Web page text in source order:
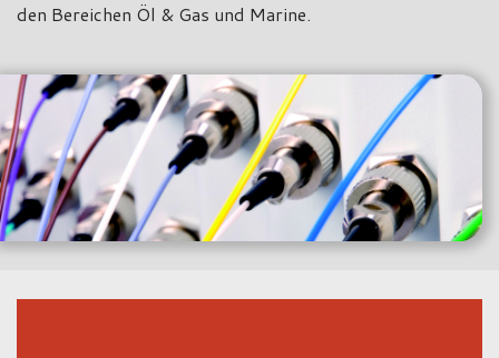
den Bereichen Öl & Gas und Marine.